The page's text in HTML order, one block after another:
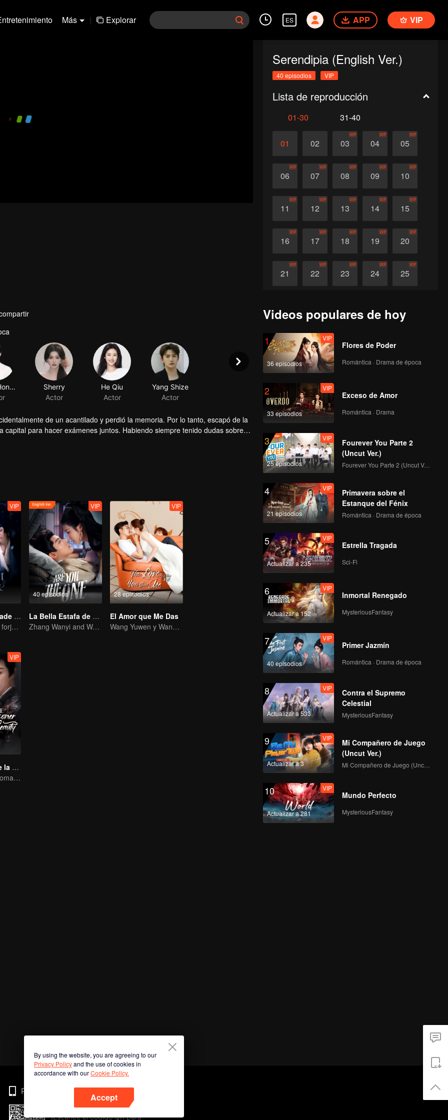
Más | Explorar ES APP VIP
Serendipia (English Ver.)
40 episodios VIP
Lista de reproducción
01-30 31-40
01 02 03
VIP
04
VIP
05
VIP
06
VIP
07
VIP
08
VIP
09
VIP
10
VIP
11
VIP
12
VIP
13
VIP
14
VIP
15
VIP
16
VIP
17
VIP
18
VIP
19
VIP
20
VIP
21
VIP
22
VIP
23
VIP
24
VIP
25
VIP
Wang Hongyi
Sherry
Actor
He Qiu
Actor
Yang Shize
Actor
de un acantilado y perdió la memoria. Por lo tanto, escapó de la
para hacer exámenes juntos. Habiendo siempre tenido dudas sobre
y inesperadamente obtuvo pistas sobre su experiencia de vida. Sin
VIP
Búsqueda de Jade (Versión en Inglés)
Amor verdadero forjado en las llamas de la guerra
40 episodios
VIP
La Bella Estafa de Amor (English Ver.)
Zhang Wanyi and Wang Churan: hate me, marry me?
28 episodios
VIP
El Amor que Me Das
Wang Yuwen y Wang Ziqi vuelven a trabajar como pareja
VIP
El Prisionero de la Belleza (English Ver.)
La Rivalidad y Romance de Song Zu'er y Liu Yuning
Videos populares de hoy
1
36 episodios
VIP
Flores de Poder
Romántica · Drama de época
2
33 episodios
VIP
Exceso de Amor
Romántica · Drama
3
25 episodios
VIP
Fourever You Parte 2
(Uncut Ver.)
Fourever You Parte 2 (Uncut Ver.)
4
21 episodios
VIP
Primavera sobre el
Estanque del Fénix
Romántica · Drama de época
5
Actualizar a 235
VIP
Estrella Tragada
Sci-Fi
6
Actualizar a 152
VIP
Inmortal Renegado
MysteriousFantasy
7
40 episodios
VIP
Primer Jazmín
Romántica · Drama de época
8
Actualizar a 533
VIP
Contra el Supremo
Celestial
MysteriousFantasy
9
Actualizar a 3
VIP
Mi Compañero de Juego
(Uncut Ver.)
Mi Compañero de Juego (Uncut Ver.)
10
Actualizar a 281
VIP
Mundo Perfecto
MysteriousFantasy
By using the website, you are agreeing to our
Privacy Policyand the use of cookies in
accordance with ourCookie Policy.
Accept
Phone
¡Escanee el código QR para